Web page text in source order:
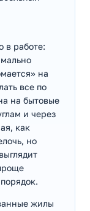
в работе:
на
все по
на бытовые
и через
как
но
жилы